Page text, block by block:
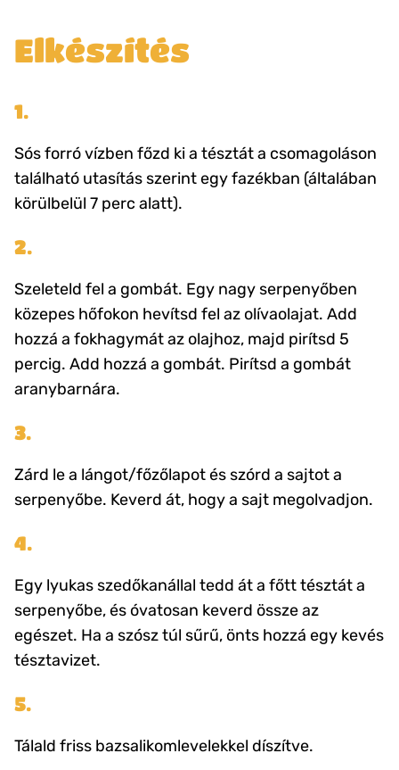
Elkészítés
1.
Sós forró vízben főzd ki a tésztát a csomagoláson
található utasítás szerint egy fazékban (általában
körülbelül 7 perc alatt).
2.
Szeleteld fel a gombát. Egy nagy serpenyőben
közepes hőfokon hevítsd fel az olívaolajat. Add
hozzá a fokhagymát az olajhoz, majd pirítsd 5
percig. Add hozzá a gombát. Pirítsd a gombát
aranybarnára.
3.
Zárd le a lángot/főzőlapot és szórd a sajtot a
serpenyőbe. Keverd át, hogy a sajt megolvadjon.
4.
Egy lyukas szedőkanállal tedd át a főtt tésztát a
serpenyőbe, és óvatosan keverd össze az
egészet. Ha a szósz túl sűrű, önts hozzá egy kevés
tésztavizet.
5.
Tálald friss bazsalikomlevelekkel díszítve.